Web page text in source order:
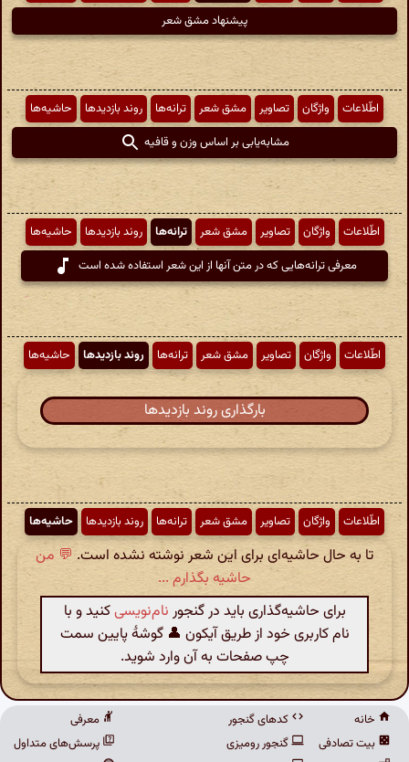
پیشنهاد مشق شعر
اطّلاعات واژگان تصاویر مشق شعر ترانه‌ها روند بازدیدها
حاشیه‌ها
مشابه‌یابی بر اساس وزن و قافیه
اطّلاعات واژگان تصاویر مشق شعر ترانه‌ها روند بازدیدها
حاشیه‌ها
معرفی ترانه‌هایی که در متن آنها از این شعر استفاده شده است
اطّلاعات واژگان تصاویر مشق شعر ترانه‌ها روند بازدیدها حاشیه‌ها
بارگذاری روند بازدیدها
اطّلاعات واژگان تصاویر مشق شعر ترانه‌ها روند بازدیدها حاشیه‌ها
تا به حال حاشیه‌ای برای این شعر نوشته نشده است. 💬 من
حاشیه بگذارم ...
برای حاشیه‌گذاری باید در گنجور نام‌نویسیکنید و با
نام کاربری خود از طریق آیکون 👤 گوشهٔ پایین سمت
چپ صفحات به آن وارد شوید.
خانه
بیت تصادفی
کدهای گنجور
گنجور رومیزی
معرفی
پرسش‌های متداول